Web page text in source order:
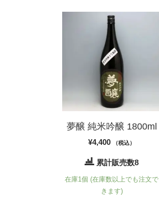
夢醸 純米吟醸 1800ml
¥4,400 （税込）
累計販売数8
在庫1個 (在庫数以上でも注文で
きます)